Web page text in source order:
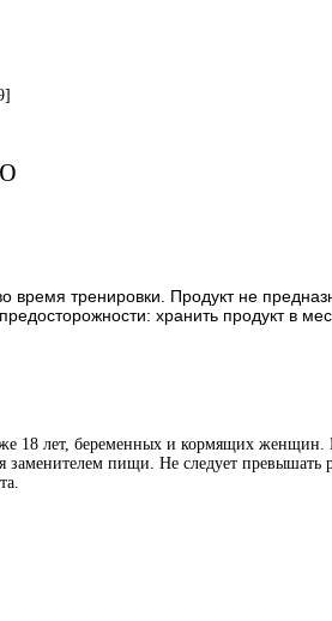
время тренировки. Продукт не
хранить продукт в
18 лет, беременных и кормящих
пищи. Не следует